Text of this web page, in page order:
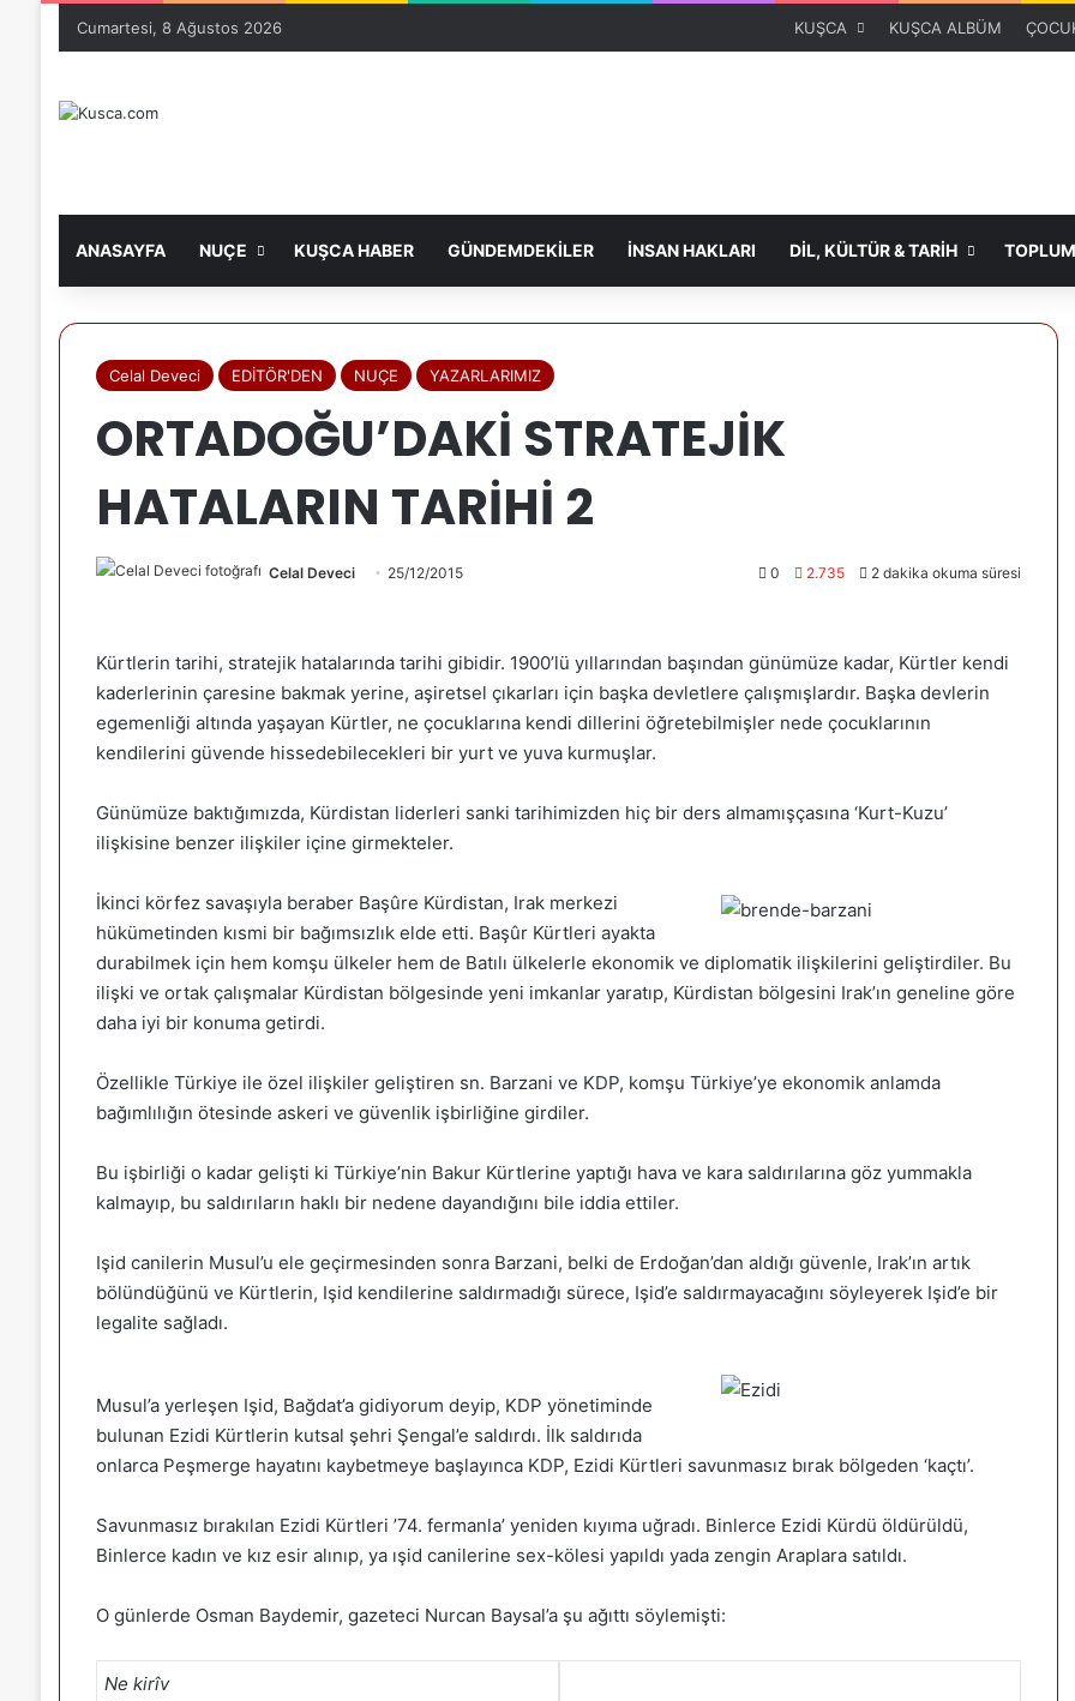
Cumartesi, 8 Ağustos 2026 KUŞCA KUŞCA ALBÜM
ANASAYFA NUÇE KUŞCA HABER GÜNDEMDEKİLER İNSAN HAKLARI DİL, KÜLTÜR & TARİH
Celal Deveci EDİTÖR'DEN NUÇE YAZARLARIMIZ
ORTADOĞU’DAKİ STRATEJİK
HATALARIN TARİHİ 2
Celal Deveci 25/12/2015 0 2.735 2 dakika okuma süresi
Kürtlerin tarihi, stratejik hatalarında tarihi gibidir. 1900’lü yıllarından başından günümüze kadar, Kürtler kendi
kaderlerinin çaresine bakmak yerine, aşiretsel çıkarları için başka devletlere çalışmışlardır. Başka devlerin
egemenliği altında yaşayan Kürtler, ne çocuklarına kendi dillerini öğretebilmişler nede çocuklarının
kendilerini güvende hissedebilecekleri bir yurt ve yuva kurmuşlar.
Günümüze baktığımızda, Kürdistan liderleri sanki tarihimizden hiç bir ders almamışçasına ‘Kurt-Kuzu’
ilişkisine benzer ilişkiler içine girmekteler.
İkinci körfez savaşıyla beraber Başûre Kürdistan, Irak merkezi
hükümetinden kısmi bir bağımsızlık elde etti. Başûr Kürtleri ayakta
durabilmek için hem komşu ülkeler hem de Batılı ülkelerle ekonomik ve diplomatik ilişkilerini geliştirdiler. Bu
ilişki ve ortak çalışmalar Kürdistan bölgesinde yeni imkanlar yaratıp, Kürdistan bölgesini Irak’ın geneline göre
daha iyi bir konuma getirdi.
Özellikle Türkiye ile özel ilişkiler geliştiren sn. Barzani ve KDP, komşu Türkiye’ye ekonomik anlamda
bağımlılığın ötesinde askeri ve güvenlik işbirliğine girdiler.
Bu işbirliği o kadar gelişti ki Türkiye’nin Bakur Kürtlerine yaptığı hava ve kara saldırılarına göz yummakla
kalmayıp, bu saldırıların haklı bir nedene dayandığını bile iddia ettiler.
Işid canilerin Musul’u ele geçirmesinden sonra Barzani, belki de Erdoğan’dan aldığı güvenle, Irak’ın artık
bölündüğünü ve Kürtlerin, Işid kendilerine saldırmadığı sürece, Işid’e saldırmayacağını söyleyerek Işid’e bir
legalite sağladı.
Musul’a yerleşen Işid, Bağdat’a gidiyorum deyip, KDP yönetiminde
bulunan Ezidi Kürtlerin kutsal şehri Şengal’e saldırdı. İlk saldırıda
onlarca Peşmerge hayatını kaybetmeye başlayınca KDP, Ezidi Kürtleri savunmasız bırak bölgeden ‘kaçtı’.
Savunmasız bırakılan Ezidi Kürtleri ’74. fermanla’ yeniden kıyıma uğradı. Binlerce Ezidi Kürdü öldürüldü,
Binlerce kadın ve kız esir alınıp, ya ışid canilerine sex-kölesi yapıldı yada zengin Araplara satıldı.
O günlerde Osman Baydemir, gazeteci Nurcan Baysal’a şu ağıttı söylemişti:
Ne kirîv